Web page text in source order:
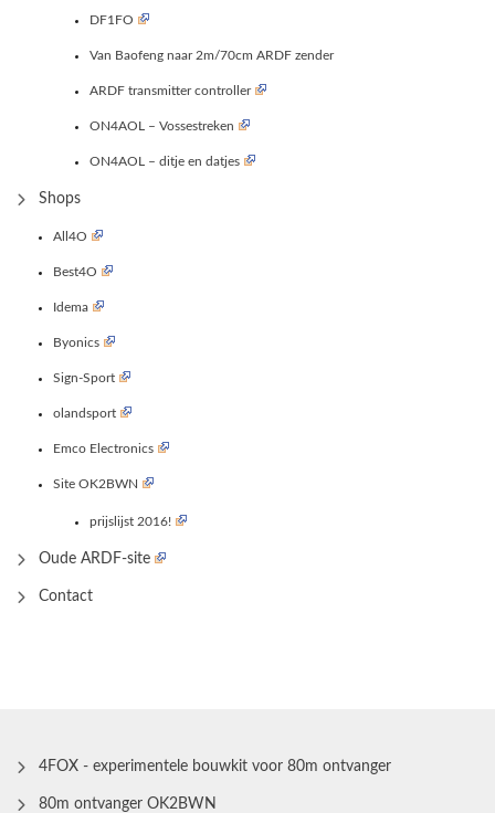
DF1FO
Van Baofeng naar 2m/70cm ARDF zender
ARDF transmitter controller
ON4AOL – Vossestreken
ON4AOL – ditje en datjes
Shops
All4O
Best4O
Idema
Byonics
Sign-Sport
olandsport
Emco Electronics
Site OK2BWN
prijslijst 2016!
Oude ARDF-site
Contact
4FOX - experimentele bouwkit voor 80m ontvanger
80m ontvanger OK2BWN